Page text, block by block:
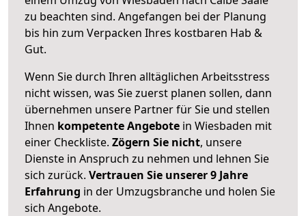
zu beachten sind. Angefangen bei der Planung
bis hin zum Verpacken Ihres kostbaren Hab &
Gut.
Wenn Sie durch Ihren alltäglichen Arbeitsstress
nicht wissen, was Sie zuerst planen sollen, dann
übernehmen unsere Partner für Sie und stellen
Ihnen kompetente Angebote in Wiesbaden mit
einer Checkliste. Zögern Sie nicht, unsere
Dienste in Anspruch zu nehmen und lehnen Sie
sich zurück. Vertrauen Sie unserer 9 Jahre
Erfahrung in der Umzugsbranche und holen Sie
sich Angebote.